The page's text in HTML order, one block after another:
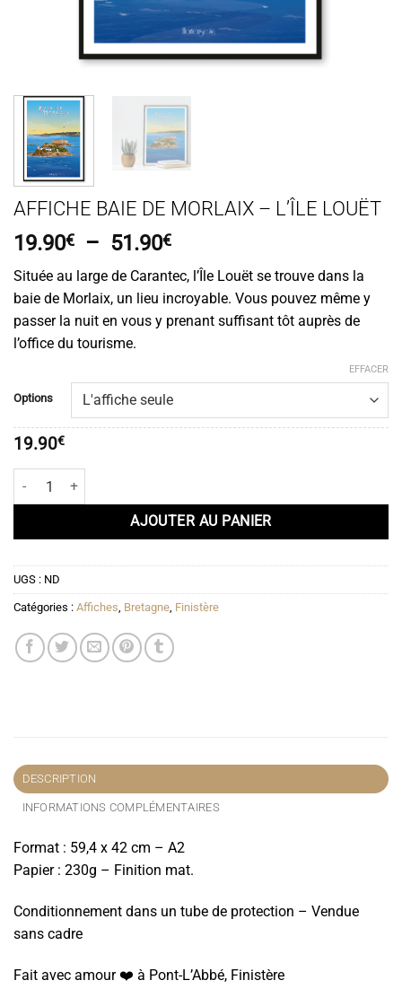
AFFICHE BAIE DE MORLAIX – L’ÎLE LOUËT
19.90€ – 51.90€Plage
de
prix :
19.90€
à
Située au large de Carantec, l’Île Louët se trouve dans la
baie de Morlaix, un lieu incroyable. Vous pouvez même y
passer la nuit en vous y prenant suffisant tôt auprès de
l’office du tourisme.
Options
EFFACER
19.90€
quantité de Affiche Baie de Morlaix - L'île Louët
AJOUTER AU PANIER
UGS : ND
Catégories : Affiches, Bretagne, Finistère
DESCRIPTION
INFORMATIONS COMPLÉMENTAIRES
Format : 59,4 x 42 cm – A2
Papier : 230g – Finition mat.
Conditionnement dans un tube de protection – Vendue
sans cadre
Fait avec amour ❤️️ à Pont-L’Abbé, Finistère